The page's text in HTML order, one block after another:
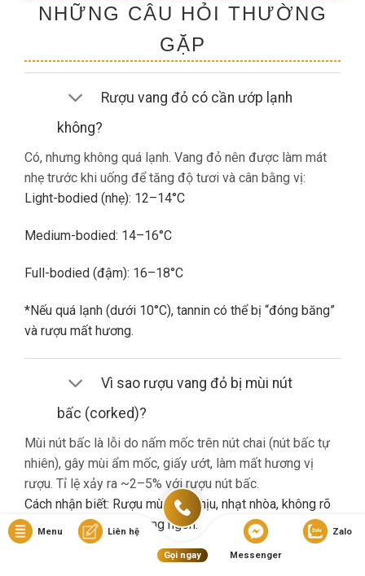
NHỮNG CÂU HỎI THƯỜNG
GẶP
Rượu vang đỏ có cần ướp lạnh
không?
Có, nhưng không quá lạnh. Vang đỏ nên được làm mát
nhẹ trước khi uống để tăng độ tươi và cân bằng vị:
Light-bodied (nhẹ): 12–14°C
Medium-bodied: 14–16°C
Full-bodied (đậm): 16–18°C
*Nếu quá lạnh (dưới 10°C), tannin có thể bị “đóng băng”
và rượu mất hương.
Vì sao rượu vang đỏ bị mùi nút
bấc (corked)?
Mùi nút bấc là lỗi do nấm mốc trên nút chai (nút bấc tự
nhiên), gây mùi ẩm mốc, giấy ướt, làm mất hương vị
rượu. Tỉ lệ xảy ra ~2–5% với rượu nút bấc.
Cách nhận biết: Rượu mùi khó chịu, nhạt nhòa, không rõ
hương trái cây dù là vang ngon.
Nếu gặp lỗi này, bạn nên liên hệ cửa hàng đổi trả (nếu có
Menu Liên hệ
Gọi ngay Messenger
Zalo